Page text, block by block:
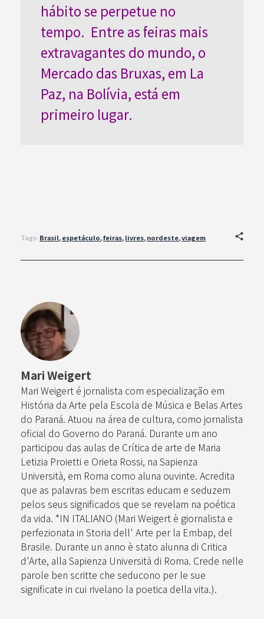
hábito se perpetue no
tempo. Entre as feiras mais
extravagantes do mundo, o
Mercado das Bruxas, em La
Paz, na Bolívia, está em
primeiro lugar.
Tags: Brasil,espetáculo,feiras,livres,nordeste,viagem
Mari Weigert
Mari Weigert é jornalista com especialização em
História da Arte pela Escola de Música e Belas Artes
do Paraná. Atuou na área de cultura, como jornalista
oficial do Governo do Paraná. Durante um ano
participou das aulas de Crítica de arte de Maria
Letizia Proietti e Orieta Rossi, na Sapienza
Università, em Roma como aluna ouvinte. Acredita
que as palavras bem escritas educam e seduzem
pelos seus significados que se revelam na poética
da vida. *IN ITALIANO (Mari Weigert è giornalista e
perfezionata in Storia dell' Arte per la Embap, del
Brasile. Durante un anno è stato alunna di Critica
d'Arte, alla Sapienza Università di Roma. Crede nelle
parole ben scritte che seducono per le sue
significate in cui rivelano la poetica della vita.).